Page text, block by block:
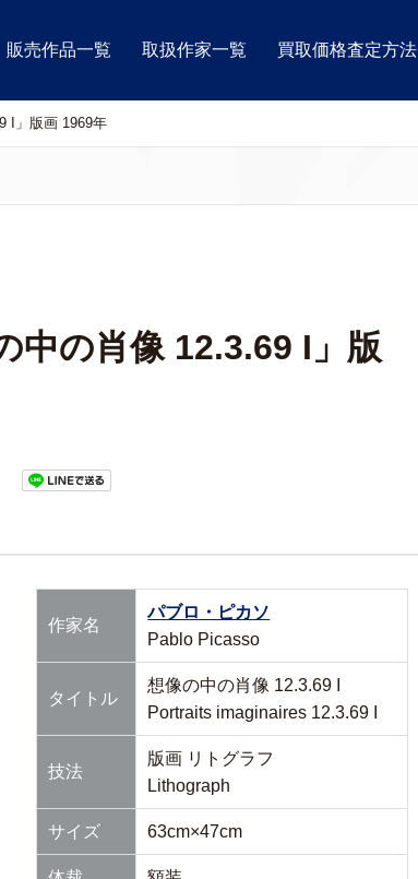
販売作品一覧 取扱作家一覧 買取価格査定方法
I」版画 1969年
中の肖像 12.3.69 I」版
作家名
パブロ・ピカソ
Pablo Picasso
タイトル
想像の中の肖像 12.3.69 I
Portraits imaginaires 12.3.69 I
技法
版画 リトグラフ
Lithograph
サイズ 63cm×47cm